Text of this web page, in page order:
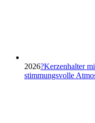
2026?Kerzenhalter
stimmungsvolle